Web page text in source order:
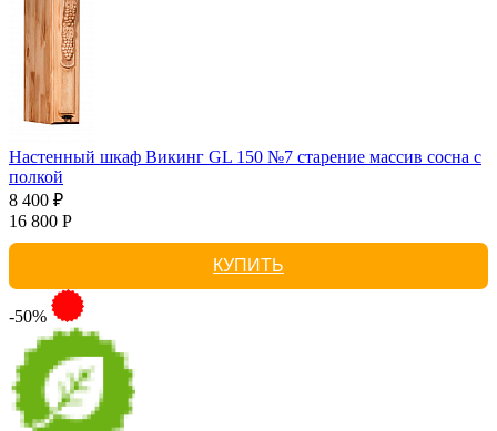
Настенный шкаф Викинг GL 150 №7 старение массив сосна с
полкой
8 400 ₽
16 800 Р
КУПИТЬ
-50%